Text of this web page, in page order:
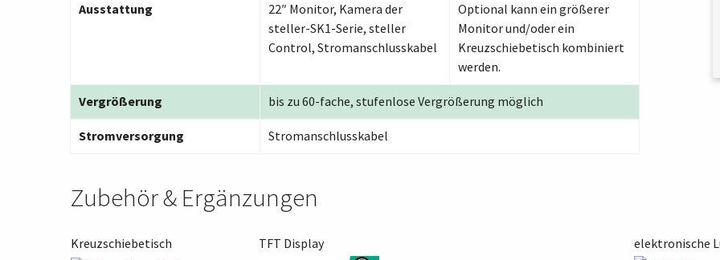
Ausstattung
22″ Monitor, Kamera der
steller-SK1-Serie, steller
Control, Stromanschlusskabel
Optional kann ein größerer
Monitor und/oder ein
Kreuzschiebetisch kombiniert
werden.
Vergrößerung bis zu 60-fache, stufenlose Vergrößerung möglich
Stromversorgung Stromanschlusskabel
Zubehör & Ergänzungen
Kreuzschiebetisch TFT Display elektronische